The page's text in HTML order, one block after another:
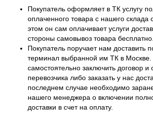
Покупатель оформляет в ТК услугу
оплаченного товара с нашего
этом он сам оплачивает услуги
стороны самовывоз товара бесплатно.
Покупатель поручает нам доставить
терминал выбранной им ТК в
самостоятельно заключить договор и
перевозчика либо заказать у нас
последнем случае необходимо
нашего менеджера о включении
доставки в счет на оплату.